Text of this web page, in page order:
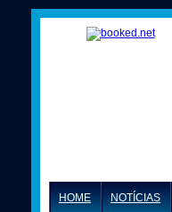
HOME NOTÍCIAS